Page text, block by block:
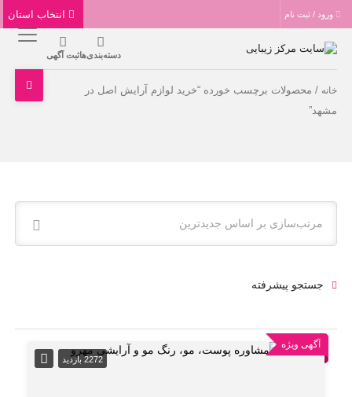
ورود / ثبت نام
دسته‌بندی‌هاثبت آگهی
خانه / محصولات برچسب خورده “خرید لوازم آرایش اصل در
مشهد”
مرتب‌سازی بر اساس جدیدترین
جستجو پیشرفته
آگهی ویژه
2272 بازدید